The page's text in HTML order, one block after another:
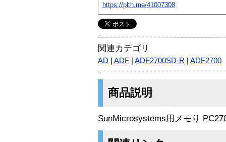
https://plth.me/41007308
関連カテゴリ
AD ADF ADF2700SD-R ADF2700
商品説明
SunMicrosystems用メモり